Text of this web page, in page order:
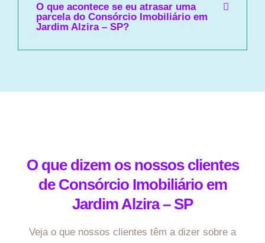
O que acontece se eu atrasar uma
parcela do Consórcio Imobiliário em
Jardim Alzira – SP?
O que dizem os nossos clientes
de Consórcio Imobiliário em
Jardim Alzira – SP
Veja o que nossos clientes têm a dizer sobre a